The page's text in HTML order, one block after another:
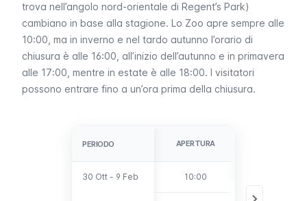
trova nell’angolo nord-orientale di Regent’s Park)
cambiano in base alla stagione. Lo Zoo apre sempre alle
10:00, ma in inverno e nel tardo autunno l’orario di
chiusura è alle 16:00, all’inizio dell’autunno e in primavera
alle 17:00, mentre in estate è alle 18:00. I visitatori
possono entrare fino a un’ora prima della chiusura.
PERIODO
30 Ott - 9 Feb
PERIODO APERTURA
30 Ott - 9 Feb 10:00